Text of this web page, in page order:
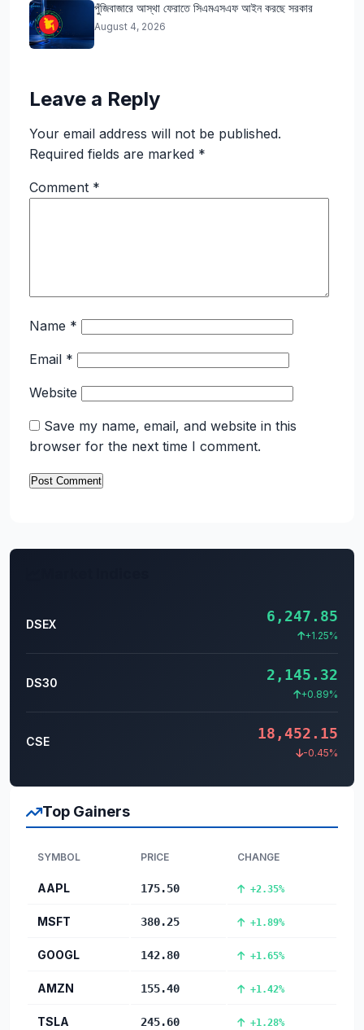
পুঁজিবাজারে আস্থা ফেরাতে সিএমএসএফ আইন করছে সরকার
August 4, 2026
Leave a Reply
Your email address will not be published.
Required fields are marked *
Comment *
Name *
Email *
Website
Save my name, email, and website in this
browser for the next time I comment.
DSEX 6,247.85
+1.25%
DS30 2,145.32
+0.89%
CSE 18,452.15
-0.45%
Top Gainers
SYMBOL PRICE CHANGE
AAPL 175.50 +2.35%
MSFT 380.25 +1.89%
GOOGL 142.80 +1.65%
AMZN 155.40 +1.42%
TSLA 245.60 +1.28%